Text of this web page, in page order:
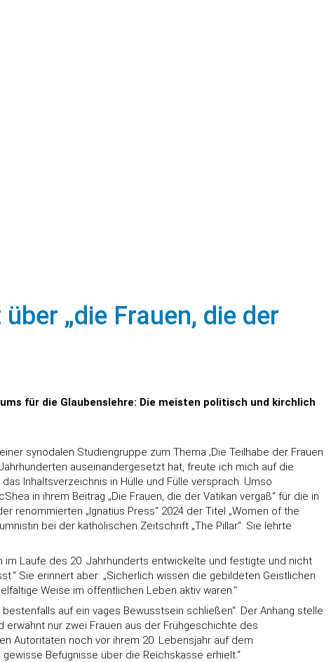
„die Frauen, die der
für die Glaubenslehre: Die meisten politisch und kirchlich
synodalen Studiengruppe zum Thema ‚Die Teilhabe der Frauen
auseinandergesetzt hat, freute ich mich auf die
Inhaltsverzeichnis in Hülle und Fülle versprach. Umso
in ihrem Beitrag „Die Frauen, die der Vatikan vergaß“ für die in
renommierten „Ignatius Press“ 2024 der Titel „Women of the
bei der katholischen Zeitschrift „The Pillar“. Sie lehrte
Laufe des 20. Jahrhunderts entwickelte und festigte und nicht
Sie erinnert aber: „Sicherlich wissen die gebildeten Geistlichen
Weise im öffentlichen Leben aktiv waren.“
auf ein vages Bewusstsein schließen“. Der Anhang stelle
erwähnt nur zwei Frauen aus der Frühgeschichte des
Autoritäten noch vor ihrem 20. Lebensjahr auf dem
Befugnisse über die Reichskasse erhielt.“